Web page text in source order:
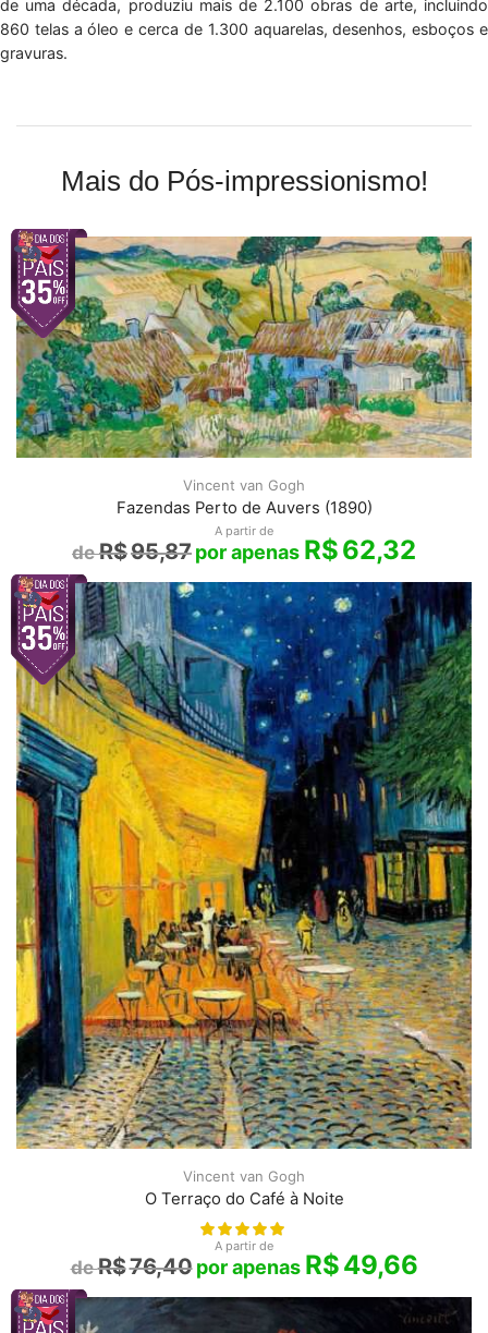
de uma década, produziu mais de 2.100 obras de arte, incluindo
860 telas a óleo e cerca de 1.300 aquarelas, desenhos, esboços e
gravuras.
Mais do Pós-impressionismo!
Vincent van Gogh
Fazendas Perto de Auvers (1890)
A partir de
R$95,87 R$62,32
Vincent van Gogh
O Terraço do Café à Noite
A partir de
R$76,40 R$49,66